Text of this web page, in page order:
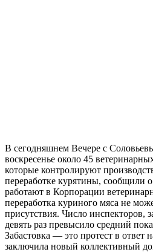
В сегодняшнем Вечере с
воскресенье около 45
которые контролируют
переработке курятины, сообщили
работают в Корпорации
переработка куриного мяса не
присутствия. Число инспекторов,
девять раз превысило средний
Забастовка — это протест в ответ
заключила новый коллективный